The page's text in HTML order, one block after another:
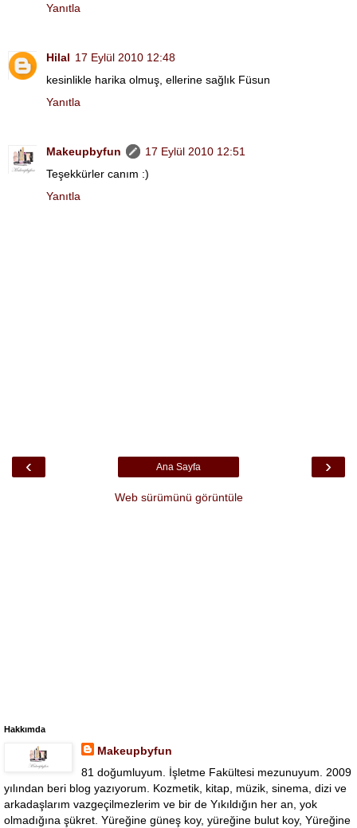
Yanıtla
Hilal 17 Eylül 2010 12:48
kesinlikle harika olmuş, ellerine sağlık Füsun
Yanıtla
Makeupbyfun
17 Eylül 2010 12:51
Teşekkürler canım :)
Yanıtla
‹ ›
Ana Sayfa
Web sürümünü görüntüle
Hakkımda
Makeupbyfun
81 doğumluyum. İşletme Fakültesi mezunuyum. 2009
yılından beri blog yazıyorum. Kozmetik, kitap, müzik, sinema, dizi ve
arkadaşlarım vazgeçilmezlerim ve bir de Yıkıldığın her an, yok
olmadığına şükret. Yüreğine güneş koy, yüreğine bulut koy, Yüreğine